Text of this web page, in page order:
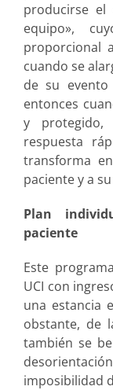
producirse el
equipo»,
proporcional
cuando se
de su evento
entonces
y
respuesta
transforma
paciente y a
Plan
paciente
Este
UCI con
una estancia
obstante, de
también se
imposibilidad